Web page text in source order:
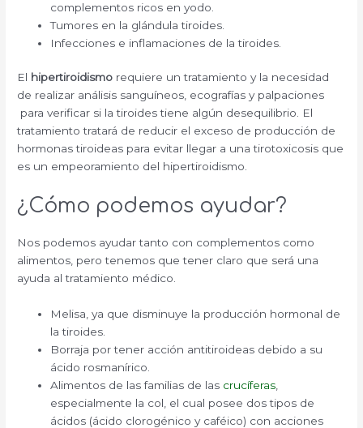
complementos ricos en yodo.
Tumores en la glándula tiroides.
Infecciones e inflamaciones de la tiroides.
El hipertiroidismo requiere un tratamiento y la necesidad
de realizar análisis sanguíneos, ecografías y palpaciones
para verificar si la tiroides tiene algún desequilibrio. El
tratamiento tratará de reducir el exceso de producción de
hormonas tiroideas para evitar llegar a una tirotoxicosis que
es un empeoramiento del hipertiroidismo.
¿Cómo podemos ayudar?
Nos podemos ayudar tanto con complementos como
alimentos, pero tenemos que tener claro que será una
ayuda al tratamiento médico.
Melisa, ya que disminuye la producción hormonal de
la tiroides.
Borraja por tener acción antitiroideas debido a su
ácido rosmanírico.
Alimentos de las familias de las crucíferas
especialmente la col, el cual posee dos tipos de
ácidos (ácido clorogénico y caféico) con acciones